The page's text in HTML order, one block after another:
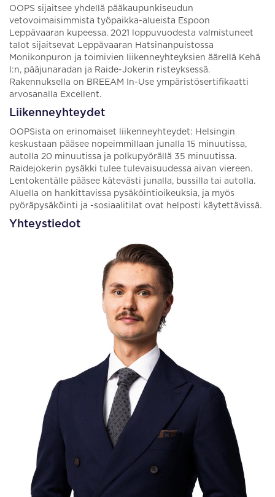
OOPS sijaitsee yhdellä pääkaupunkiseudun
vetovoimaisimmista työpaikka-alueista Espoon
Leppävaaran kupeessa. 2021 loppuvuodesta valmistuneet
talot sijaitsevat Leppävaaran Hatsinanpuistossa
Monikonpuron ja toimivien liikenneyhteyksien äärellä Kehä
I:n, pääjunaradan ja Raide-Jokerin risteyksessä.
Rakennuksella on BREEAM In-Use ympäristösertifikaatti
arvosanalla Excellent.
Liikenneyhteydet
OOPSista on erinomaiset liikenneyhteydet: Helsingin
keskustaan pääsee nopeimmillaan junalla 15 minuutissa,
autolla 20 minuutissa ja polkupyörällä 35 minuutissa.
Raidejokerin pysäkki tulee tulevaisuudessa aivan viereen.
Lentokentälle pääsee kätevästi junalla, bussilla tai autolla.
Aluella on hankittavissa pysäköintioikeuksia, ja myös
pyöräpysäköinti ja -sosiaalitilat ovat helposti käytettävissä.
Yhteystiedot